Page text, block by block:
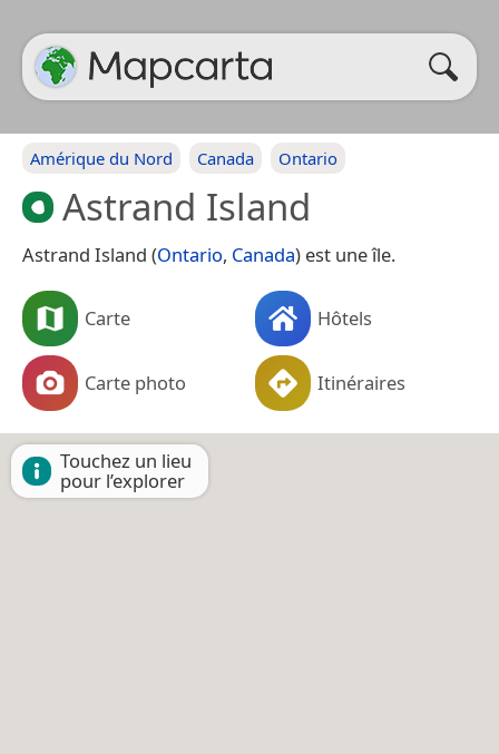
Amérique du Nord Canada Ontario
Astrand Island
Astrand Island (Ontario, Canada) est une île.
Carte Hôtels
Carte photo Itinéraires
Touchez un lieu
pour l’explorer